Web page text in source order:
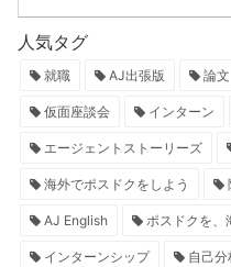
人気タグ
就職 AJ出張版 論文
仮面座談会 インターン
エージェントストーリーズ
海外でポスドクをしよう
AJ English ポスドクを、
インターンシップ 自己分